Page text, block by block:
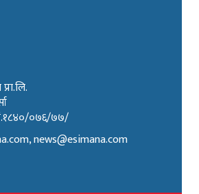
नं.१८४०/०७६/७७/
news@esimana.com